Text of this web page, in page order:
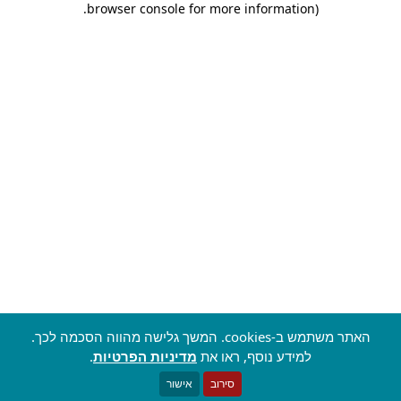
browser console for more information)
.
האתר משתמש ב-cookies. המשך גלישה מהווה הסכמה לכך.
למידע נוסף, ראו את מדיניות הפרטיות.
סירוב אישור